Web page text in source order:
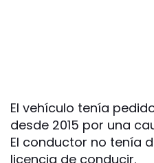
El vehículo tenía
desde 2015 por una
El conductor no tenía
licencia de conducir.